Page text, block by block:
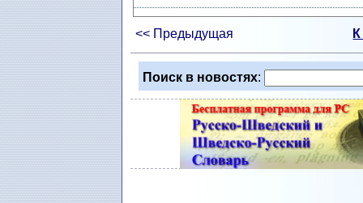
<< Предыдущая
Поиск в новостях: